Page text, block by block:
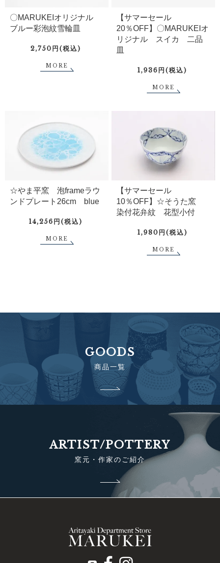
〇MARUKEIオリジナル
ブルー彩泡紋雪輪皿
2,750円(税込)
MORE
【サマーセール
20％OFF】〇MARUKEIオ
リジナル スイカ 二品
皿
1,936円(税込)
MORE
☆やま平窯 泡frameラウ
ンドプレート26cm blue
14,256円(税込)
MORE
【サマーセール
10％OFF】☆そうた窯
染付花弁紋 花型小付
1,980円(税込)
MORE
GOODS
商品一覧
ARTIST/POTTERY
窯元・作家のご紹介